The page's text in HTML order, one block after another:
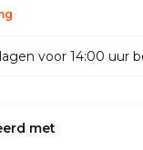
voor 14:00 uur
met